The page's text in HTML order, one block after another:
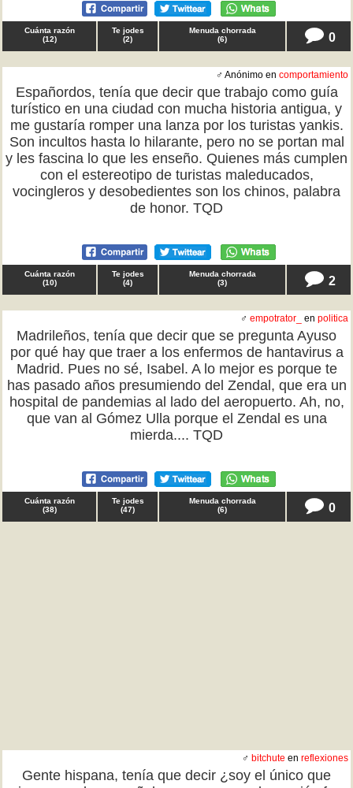
Cuánta razón
(12)
Te jodes
(2)
Menuda chorrada
(6) 0
♂ Anónimo en comportamiento
Españordos, tenía que decir que trabajo como guía
turístico en una ciudad con mucha historia antigua, y
me gustaría romper una lanza por los turistas yankis.
Son incultos hasta lo hilarante, pero no se portan mal
y les fascina lo que les enseño. Quienes más cumplen
con el estereotipo de turistas maleducados,
vocingleros y desobedientes son los chinos, palabra
de honor. TQD
Cuánta razón
(10)
Te jodes
(4)
Menuda chorrada
(3) 2
♂ empotrator_ en politica
Madrileños, tenía que decir que se pregunta Ayuso
por qué hay que traer a los enfermos de hantavirus a
Madrid. Pues no sé, Isabel. A lo mejor es porque te
has pasado años presumiendo del Zendal, que era un
hospital de pandemias al lado del aeropuerto. Ah, no,
que van al Gómez Ulla porque el Zendal es una
mierda.... TQD
Cuánta razón
(38)
Te jodes
(47)
Menuda chorrada
(6) 0
♂ bitchute en reflexiones
Gente hispana, tenía que decir ¿soy el único que